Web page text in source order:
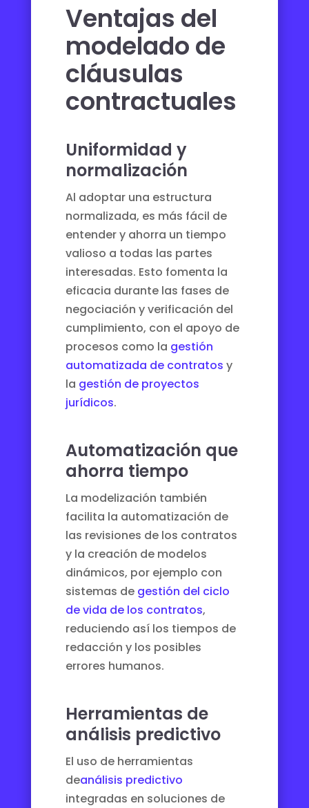
Ventajas del
modelado de
cláusulas
contractuales
Uniformidad y
normalización
Al adoptar una estructura
normalizada, es más fácil de
entender y ahorra un tiempo
valioso a todas las partes
interesadas. Esto fomenta la
eficacia durante las fases de
negociación y verificación del
cumplimiento, con el apoyo de
procesos como la gestión
automatizada de contratos y
la gestión de proyectos
jurídicos.
Automatización que
ahorra tiempo
La modelización también
facilita la automatización de
las revisiones de los contratos
y la creación de modelos
dinámicos, por ejemplo con
sistemas de gestión del ciclo
de vida de los contratos,
reduciendo así los tiempos de
redacción y los posibles
errores humanos.
Herramientas de
análisis predictivo
El uso de herramientas
deanálisis predictivo
integradas en soluciones de